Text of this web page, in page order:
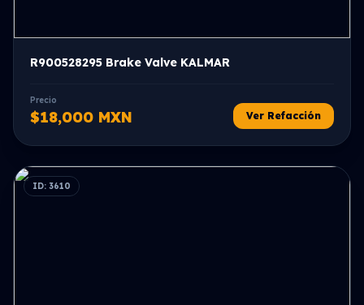
R900528295 Brake Valve KALMAR
Precio
$18,000 MXN Ver Refacción
ID: 3610